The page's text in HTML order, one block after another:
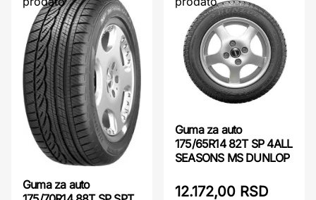
Guma za auto
Guma za auto
175/65R14 82T SP 4ALL
SEASONS MS DUNLOP
12.172,00 RSD